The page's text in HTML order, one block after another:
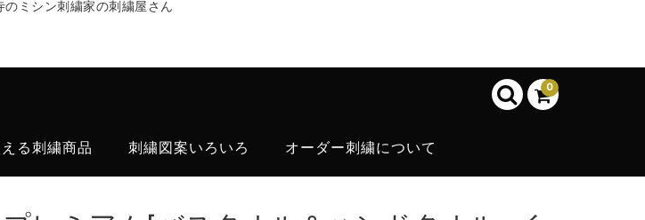
ミシン刺繍家の刺繍屋さん
0
る刺繍商品 刺繍図案いろいろ オーダー刺繍について